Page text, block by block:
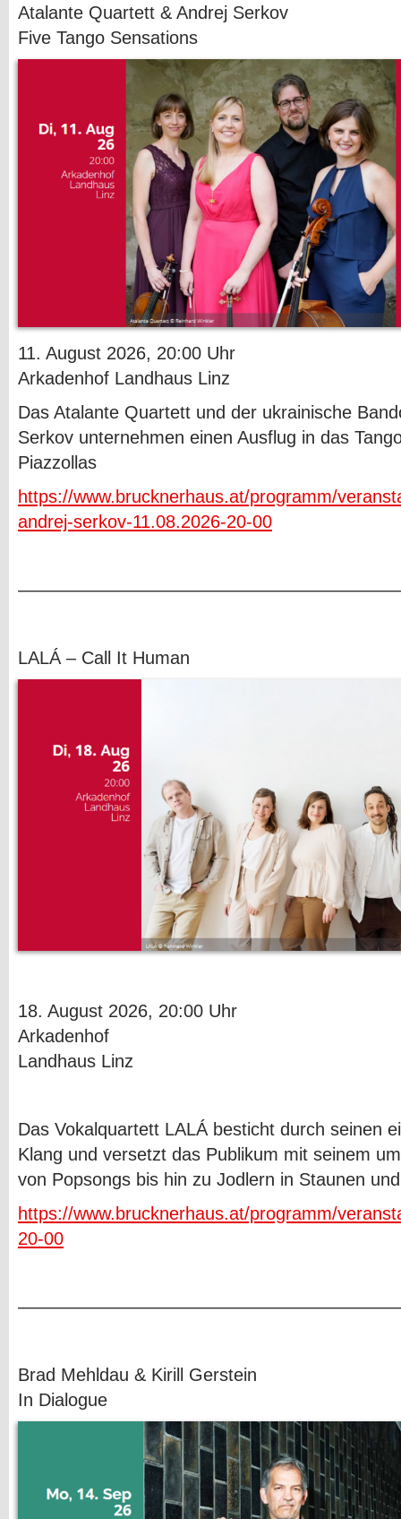
Atalante Quartett & Andrej Serkov
Five Tango Sensations
11. August 2026, 20:00 Uhr
Arkadenhof Landhaus Linz
Das Atalante Quartett und der ukrainische
Serkov unternehmen einen Ausflug in das
Piazzollas
https://www.brucknerhaus.at/programm/
andrej-serkov-11.08.2026-20-00
LALÁ – Call It Human
18. August 2026, 20:00 Uhr
Arkadenhof
Landhaus Linz
Das Vokalquartett LALÁ besticht durch seinen
Klang und versetzt das Publikum mit seinem
von Popsongs bis hin zu Jodlern in Staunen
https://www.brucknerhaus.at/programm/
20-00
Brad Mehldau & Kirill Gerstein
In Dialogue